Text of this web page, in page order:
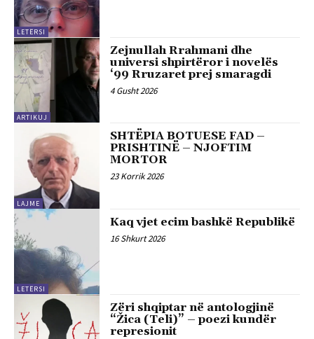
LETËRSI
ARTIKUJ
Zejnullah Rrahmani dhe
universi shpirtëror i novelës
‘99 Rruzaret prej smaragdi
4 Gusht 2026
LAJME
SHTËPIA BOTUESE FAD –
PRISHTINË – NJOFTIM
MORTOR
23 Korrik 2026
LETËRSI
Kaq vjet ecim bashkë Republikë
16 Shkurt 2026
Zëri shqiptar në antologjinë
“Žica (Teli)” – poezi kundër
represionit